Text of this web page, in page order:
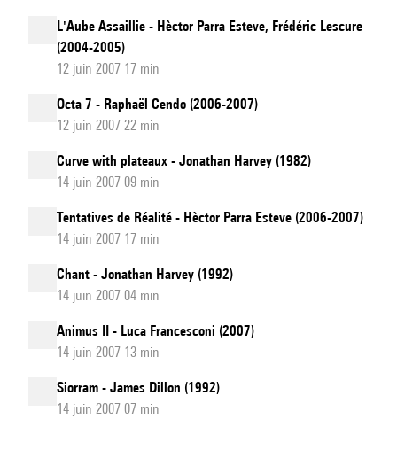
L'Aube Assaillie - Hèctor Parra Esteve, Frédéric Lescure
(2004-2005)
12 juin 2007 17 min
Octa 7 - Raphaël Cendo (2006-2007)
12 juin 2007 22 min
Curve with plateaux - Jonathan Harvey (1982)
14 juin 2007 09 min
Tentatives de Réalité - Hèctor Parra Esteve (2006-2007)
14 juin 2007 17 min
Chant - Jonathan Harvey (1992)
14 juin 2007 04 min
Animus II - Luca Francesconi (2007)
14 juin 2007 13 min
Siorram - James Dillon (1992)
14 juin 2007 07 min